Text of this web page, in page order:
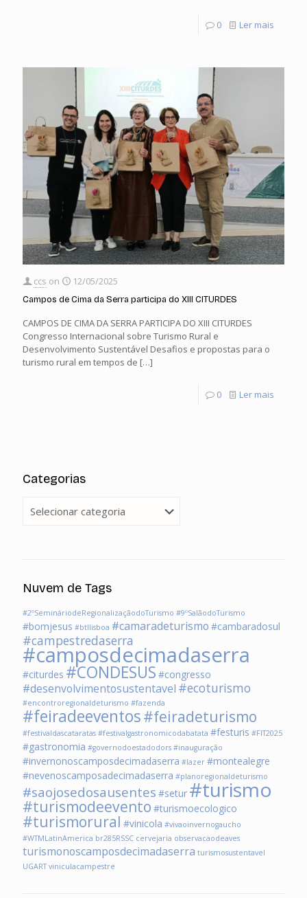
0 Ler mais
ccs on 12/05/2025
Campos de Cima da Serra participa do XIII CITURDES
CAMPOS DE CIMA DA SERRA PARTICIPA DO XIII CITURDES
Congresso Internacional sobre Turismo Rural e
Desenvolvimento Sustentável Desafios e propostas para o
turismo rural em tempos de […]
0 Ler mais
Categorias
Nuvem de Tags
#2ºSemináriodeRegionalizaçãodoTurismo #9ºSalãodoTurismo
#bomjesus #btllisboa #camaradeturismo #cambaradosul
#campestredaserra
#camposdecimadaserra
#citurdes #CONDESUS #congresso
#desenvolvimentosustentavel #ecoturismo
#encontroregionaldeturismo #fazenda
#feiradeeventos#feiradeturismo
#festivaldascataratas #festivalgastronomicodabatata #festuris #FIT2025
#gastronomia #governodoestadodors #inauguração
#invernonoscamposdecimadaserra #lazer #montealegre
#nevenoscamposadecimadaserra #planoregionaldeturismo
#saojosedosausentes #setur #turismo
#turismodeevento #turismoecologico
#turismorural #vinicola #vivaoinvernogaucho
#WTMLatinAmerica br285RSSC cervejaria observacaodeaves
turismonoscamposdecimadaserra turismosustentavel
UGART viniculacampestre